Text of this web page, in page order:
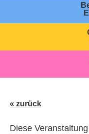
« zurück
Diese